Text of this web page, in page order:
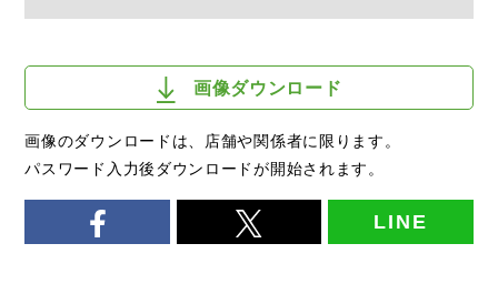
画像ダウンロード
画像のダウンロードは、店舗や関係者に限ります。
パスワード入力後ダウンロードが開始されます。
LINE